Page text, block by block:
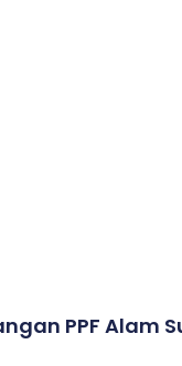
PPF Alam